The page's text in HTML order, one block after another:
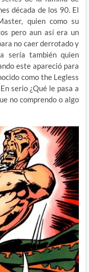
década de los 90. El
quien como su
pero aun así era un
no caer derrotado y
sería también quien
este apareció para
como the Legless
serio ¿Qué le pasa a
no comprendo o algo